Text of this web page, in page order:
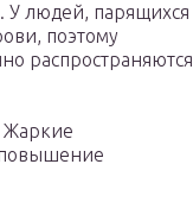
У людей, парящихся
поэтому
распространяются
Жаркие